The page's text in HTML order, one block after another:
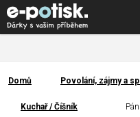
Přejít
na
obsah
Kategorie
Domů
Domů Povolání, zájmy a
Kuchař / Číšník